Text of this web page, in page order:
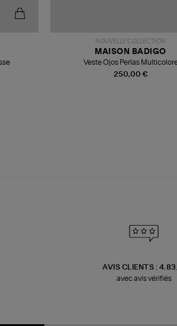
NOUVELLE COLLECTION
250,00 €
MAISON BADIGO
Veste Ojos Perlas
AVIS CLIENTS :
avec avis vérifiés